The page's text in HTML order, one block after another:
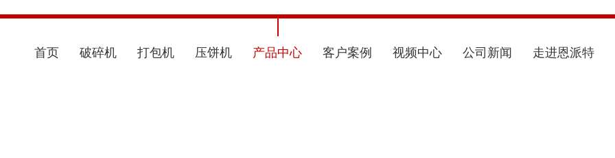
首页 破碎机 打包机 压饼机 产品中心 客户案例 视频中心 公司新闻 走进恩派特